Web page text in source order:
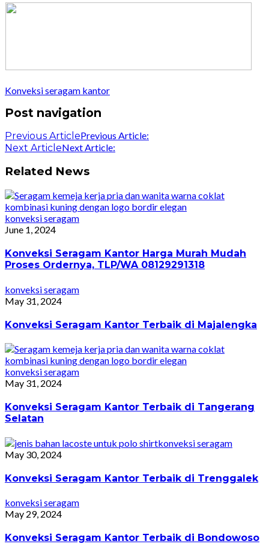
Konveksi seragam kantor
Post navigation
Previous ArticlePrevious Article:
Next ArticleNext Article:
Related News
konveksi seragam
June 1, 2024
Konveksi Seragam Kantor Harga Murah Mudah
Proses Ordernya, TLP/WA 08129291318
konveksi seragam
May 31, 2024
Konveksi Seragam Kantor Terbaik di Majalengka
konveksi seragam
May 31, 2024
Konveksi Seragam Kantor Terbaik di Tangerang
Selatan
konveksi seragam
May 30, 2024
Konveksi Seragam Kantor Terbaik di Trenggalek
konveksi seragam
May 29, 2024
Konveksi Seragam Kantor Terbaik di Bondowoso